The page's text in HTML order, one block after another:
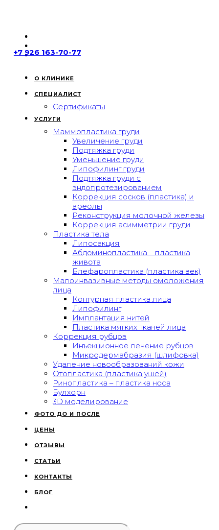
+7 926 163-70-77
О КЛИНИКЕ
СПЕЦИАЛИСТ
Сертификаты
УСЛУГИ
Маммопластика груди
Увеличение груди
Подтяжка груди
Уменьшение груди
Липофилинг груди
Подтяжка груди с
эндопротезированием
Коррекция сосков (пластика) и
ареолы
Реконструкция молочной железы
Коррекция асимметрии груди
Пластика тела
Липосакция
Абдоминопластика – пластика
живота
Блефаропластика (пластика век)
Малоинвазивные методы омоложения
лица
Контурная пластика лица
Липофилинг
Имплантация нитей
Пластика мягких тканей лица
Коррекция рубцов
Инъекционное лечение рубцов
Микродермабразия (шлифовка)
Удаление новообразований кожи
Отопластика (пластика ушей)
Ринопластика – пластика носа
Булхорн
3D моделирование
ФОТО ДО И ПОСЛЕ
ЦЕНЫ
ОТЗЫВЫ
СТАТЬИ
КОНТАКТЫ
БЛОГ